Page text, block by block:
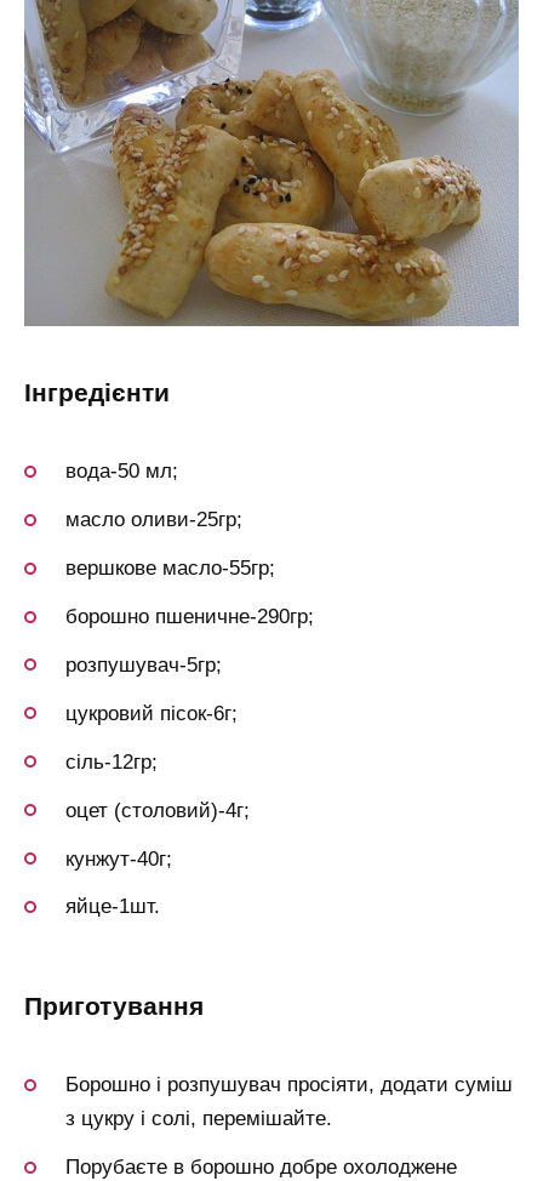
інгредієнти
вода-50 мл;
масло оливи-25гр;
вершкове масло-55гр;
борошно пшеничне-290гр;
розпушувач-5гр;
цукровий пісок-6г;
сіль-12гр;
оцет (столовий)-4г;
кунжут-40г;
яйце-1шт.
приготування
Борошно і розпушувач просіяти, додати суміш
з цукру і солі, перемішайте.
Порубаєте в борошно добре охолоджене